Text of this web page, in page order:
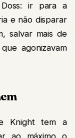
Doss: ir para a
e não disparar
salvar mais de
agonizavam
Knight tem a
ao máximo o